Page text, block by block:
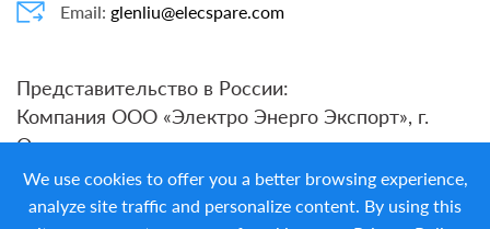
Email: glenliu@elecspare.com
Представительство в России:
Компания ООО «Электро Энерго Экспорт», г.
Омск
тел.: +7 904 078-15-67
E-mail:energo55@list.ru
We use cookies to offer you a better browsing experience,
analyze site traffic and personalize content. By using this